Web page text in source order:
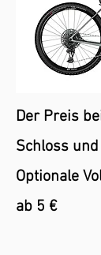
Der Preis
Schloss
Optionale
ab 5 €